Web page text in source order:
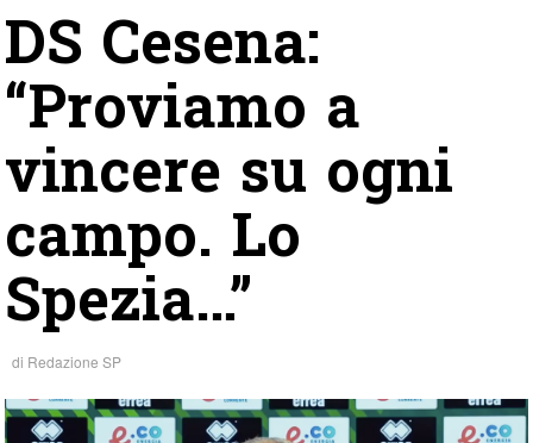
DS Cesena:
“Proviamo a
vincere su ogni
campo. Lo
Spezia…”
di Redazione SP